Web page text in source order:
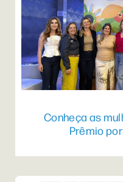
Conheça as
Prêmio